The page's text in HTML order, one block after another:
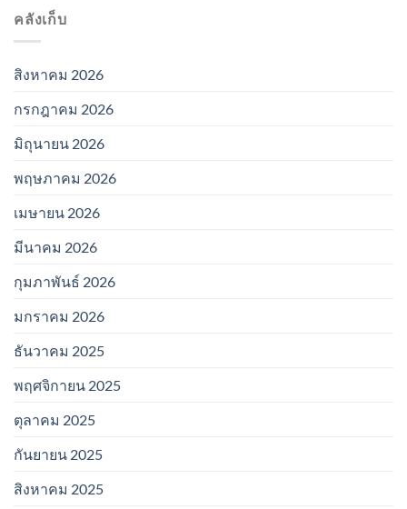
คลังเก็บ
สิงหาคม 2026
กรกฎาคม 2026
มิถุนายน 2026
พฤษภาคม 2026
เมษายน 2026
มีนาคม 2026
กุมภาพันธ์ 2026
มกราคม 2026
ธันวาคม 2025
พฤศจิกายน 2025
ตุลาคม 2025
กันยายน 2025
สิงหาคม 2025